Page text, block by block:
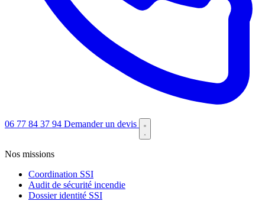
06 77 84 37 94 Demander un devis
Nos missions
Coordination SSI
Audit de sécurité incendie
Dossier identité SSI